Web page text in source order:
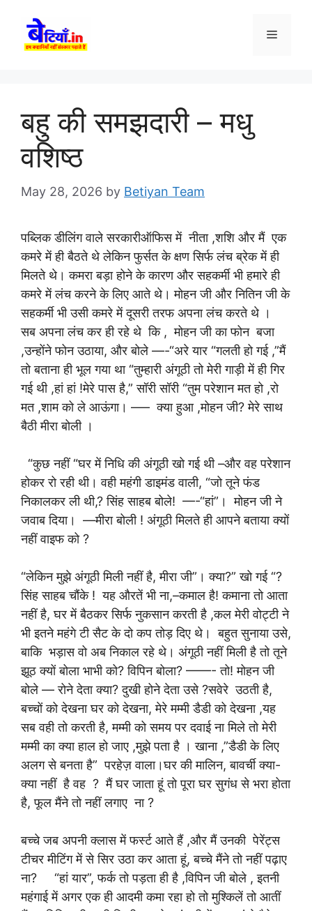
content
Menu
बहु की समझदारी – मधु
वशिष्ठ
May 28, 2026 by Betiyan Team
पब्लिक डीलिंग वाले सरकारीऑफिस में नीता ,शशि और मैं एक
कमरे में ही बैठते थे लेकिन फुर्सत के क्षण सिर्फ लंच ब्रेक में ही
मिलते थे। कमरा बड़ा होने के कारण और सहकर्मी भी हमारे ही
कमरे में लंच करने के लिए आते थे। मोहन जी और नितिन जी के
सहकर्मी भी उसी कमरे में दूसरी तरफ अपना लंच करते थे ।
सब अपना लंच कर ही रहे थे कि , मोहन जी का फोन बजा
,उन्होंने फोन उठाया, और बोले —-“अरे यार “गलती हो गई ,”मैं
तो बताना ही भूल गया था “तुम्हारी अंगूठी तो मेरी गाड़ी में ही गिर
गई थी ,हां हां !मेरे पास है,” सॉरी सॉरी “तुम परेशान मत हो ,रो
मत ,शाम को ले आऊंगा। —– क्या हुआ ,मोहन जी? मेरे साथ
बैठी मीरा बोली ।
“कुछ नहीं “घर में निधि की अंगूठी खो गई थी –और वह परेशान
होकर रो रही थी। वही महंगी डाइमंड वाली, “जो तूने फंड
निकालकर ली थी,? सिंह साहब बोले! —-“हां”। मोहन जी ने
जवाब दिया। —मीरा बोली ! अंगूठी मिलते ही आपने बताया क्यों
नहीं वाइफ को ?
“लेकिन मुझे अंगूठी मिली नहीं है, मीरा जी”। क्या?” खो गई “?
सिंह साहब चौंके ! यह औरतें भी ना,–कमाल है! कमाना तो आता
नहीं है, घर में बैठकर सिर्फ नुकसान करती है ,कल मेरी वोट्टी ने
भी इतने महंगे टी सैट के दो कप तोड़ दिए थे। बहुत सुनाया उसे,
बाकि भड़ास वो अब निकाल रहे थे। अंगूठी नहीं मिली है तो तूने
झूठ क्यों बोला भाभी को? विपिन बोला? ——- तो! मोहन जी
बोले — रोने देता क्या? दुखी होने देता उसे ?सवेरे उठती है,
बच्चों को देखना घर को देखना, मेरे मम्मी डैडी को देखना ,यह
सब वही तो करती है, मम्मी को समय पर दवाई ना मिले तो मेरी
मम्मी का क्या हाल हो जाए ,मुझे पता है । खाना ,”डैडी के लिए
अलग से बनता है” परहेज़ वाला।घर की मालिन, बावर्ची क्या-
क्या नहीं है वह ? मैं घर जाता हूं तो पूरा घर सुगंध से भरा होता
है, फूल मैंने तो नहीं लगाए ना ?
बच्चे जब अपनी क्लास में फर्स्ट आते हैं ,और मैं उनकी पेरेंट्स
टीचर मीटिंग में से सिर उठा कर आता हूं, बच्चे मैंने तो नहीं पढ़ाए
ना? “हां यार”, फर्क तो पड़ता ही है ,विपिन जी बोले , इतनी
महंगाई में अगर एक ही आदमी कमा रहा हो तो मुश्किलें तो आतीं